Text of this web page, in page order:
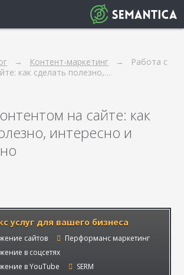
Контент-маркетинг
Работа с
как сделать полезно,…
на сайте: как
интересно и
услуг для вашего бизнеса
сайтов
Перформанс маркетинг
в соцсетях
в YouTube
SERM